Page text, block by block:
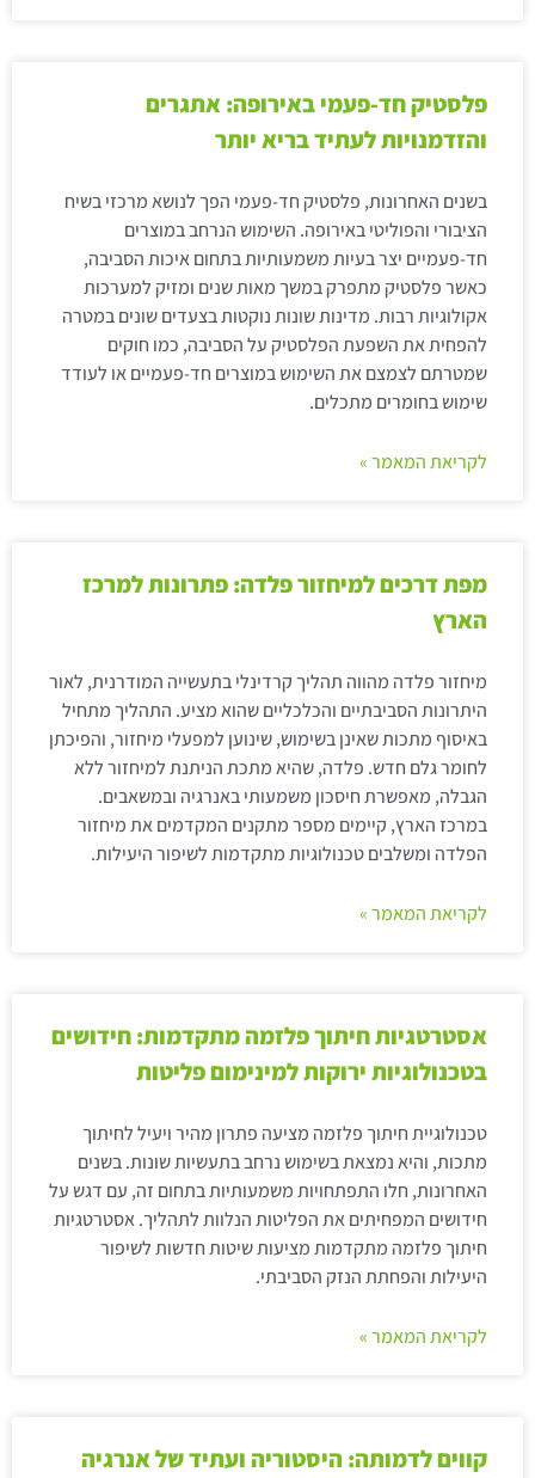
פלסטיק חד-פעמי באירופה: אתגרים
והזדמנויות לעתיד בריא יותר
בשנים האחרונות, פלסטיק חד-פעמי הפך לנושא מרכזי בשיח
הציבורי והפוליטי באירופה. השימוש הנרחב במוצרים
חד-פעמיים יצר בעיות משמעותיות בתחום איכות הסביבה,
כאשר פלסטיק מתפרק במשך מאות שנים ומזיק למערכות
אקולוגיות רבות. מדינות שונות נוקטות בצעדים שונים במטרה
להפחית את השפעת הפלסטיק על הסביבה, כמו חוקים
שמטרתם לצמצם את השימוש במוצרים חד-פעמיים או לעודד
שימוש בחומרים מתכלים.
לקריאת המאמר »
מפת דרכים למיחזור פלדה: פתרונות למרכז
הארץ
מיחזור פלדה מהווה תהליך קרדינלי בתעשייה המודרנית, לאור
היתרונות הסביבתיים והכלכליים שהוא מציע. התהליך מתחיל
באיסוף מתכות שאינן בשימוש, שינוען למפעלי מיחזור, והפיכתן
לחומר גלם חדש. פלדה, שהיא מתכת הניתנת למיחזור ללא
הגבלה, מאפשרת חיסכון משמעותי באנרגיה ובמשאבים.
במרכז הארץ, קיימים מספר מתקנים המקדמים את מיחזור
הפלדה ומשלבים טכנולוגיות מתקדמות לשיפור היעילות.
לקריאת המאמר »
אסטרטגיות חיתוך פלזמה מתקדמות: חידושים
בטכנולוגיות ירוקות למינימום פליטות
טכנולוגיית חיתוך פלזמה מציעה פתרון מהיר ויעיל לחיתוך
מתכות, והיא נמצאת בשימוש נרחב בתעשיות שונות. בשנים
האחרונות, חלו התפתחויות משמעותיות בתחום זה, עם דגש על
חידושים המפחיתים את הפליטות הנלוות לתהליך. אסטרטגיות
חיתוך פלזמה מתקדמות מציעות שיטות חדשות לשיפור
היעילות והפחתת הנזק הסביבתי.
לקריאת המאמר »
קווים לדמותה: היסטוריה ועתיד של אנרגיה